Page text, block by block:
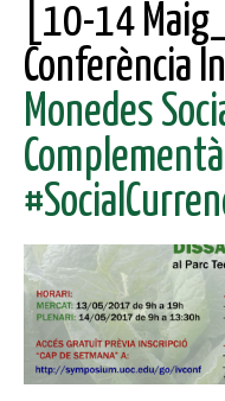
[10-14
Conferència
Monedes